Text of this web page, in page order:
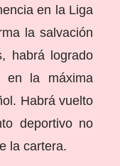
en la Liga
la salvación
habrá logrado
en la máxima
Habrá vuelto
deportivo no
la cartera.